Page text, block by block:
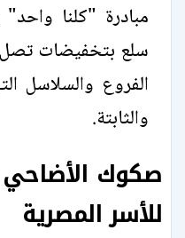
مبادرة "كلنا
الفروع والسلاسل
والثابتة.
للأسر المصرية